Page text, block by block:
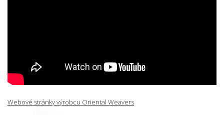
Webové stránky výrobcu Oriental Weavers